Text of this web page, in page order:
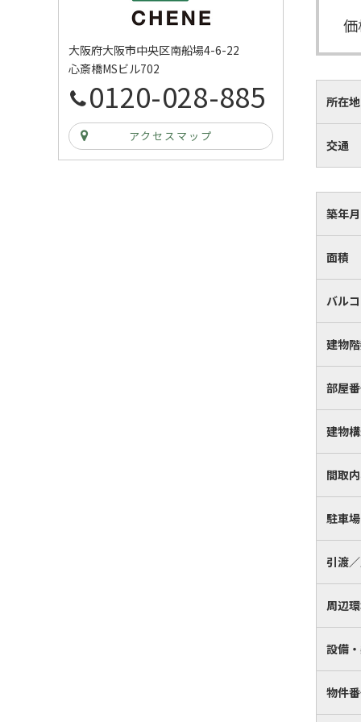
所在地
交通
築年月
面積
バル
建物
部屋
建物
間取
駐車場
引渡
周辺
設備
物件
大阪府大阪市中央区南船場4-6-22
心斎橋MSビル702
0120-028-885
アクセスマップ